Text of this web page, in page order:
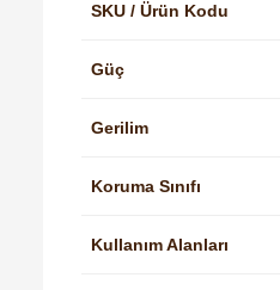
SKU / Ürün Kodu
Güç
Gerilim
Koruma Sınıfı
Kullanım Alanları